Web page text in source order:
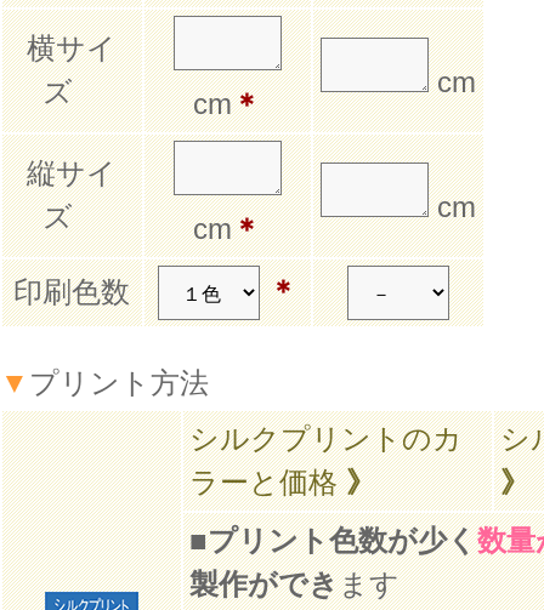
横サイ
ズ
cm＊
cm
縦サイ
ズ
cm＊
cm
印刷色数 ＊
▼ プリント方法
シルクプリントのカ
ラーと価格》
シ
》
■プリント色数が少く数量
製作ができます